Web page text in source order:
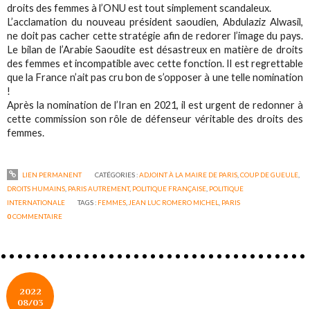
droits des femmes à l’ONU est tout simplement scandaleux.
L’acclamation du nouveau président saoudien, Abdulaziz Alwasil,
ne doit pas cacher cette stratégie afin de redorer l’image du pays.
Le bilan de l’Arabie Saoudite est désastreux en matière de droits
des femmes et incompatible avec cette fonction. Il est regrettable
que la France n’ait pas cru bon de s’opposer à une telle nomination
!
Après la nomination de l’Iran en 2021, il est urgent de redonner à
cette commission son rôle de défenseur véritable des droits des
femmes.
LIEN PERMANENT CATÉGORIES :ADJOINT À LA MAIRE DE PARIS, COUP DE GUEULE,
DROITS HUMAINS PARIS AUTREMENT, POLITIQUE FRANÇAISE POLITIQUE
INTERNATIONALE
TAGS : FEMMES JEAN LUC ROMERO MICHEL
PARIS
0COMMENTAIRE
2022
08/03